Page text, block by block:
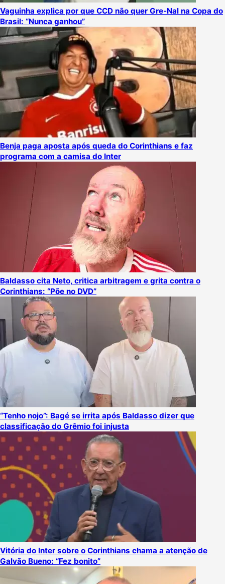
Vaguinha explica por que CCD não quer Gre-Nal na Copa do
Brasil: “Nunca ganhou”
Benja paga aposta após queda do Corinthians e faz
programa com a camisa do Inter
Baldasso cita Neto, critica arbitragem e grita contra o
Corinthians: “Põe no DVD”
“Tenho nojo”: Bagé se irrita após Baldasso dizer que
classificação do Grêmio foi injusta
Vitória do Inter sobre o Corinthians chama a atenção de
Galvão Bueno: “Fez bonito”